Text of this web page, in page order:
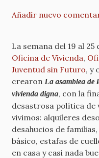
Añadir nuevo
La semana del 19 al
Oficina de Vivienda,
Juventud sin Futuro, y
crearon La asamblea de
vivienda digna, con la
desastrosa política de
vivimos: alquileres
desahucios de
básico, estafas de
en casa y casi nada